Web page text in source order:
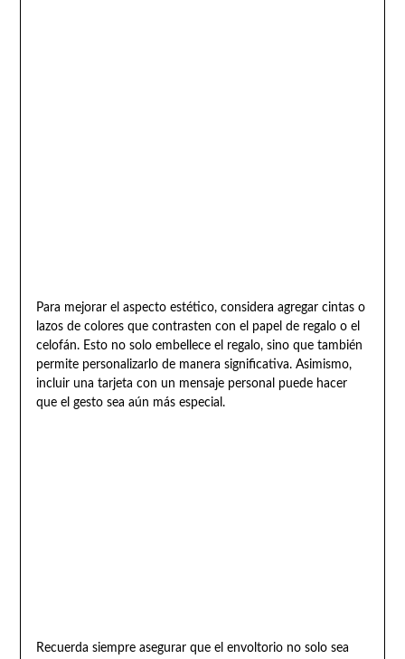
Para mejorar el aspecto estético, considera agregar cintas o
lazos de colores que contrasten con el papel de regalo o el
celofán. Esto no solo embellece el regalo, sino que también
permite personalizarlo de manera significativa. Asimismo,
incluir una tarjeta con un mensaje personal puede hacer
que el gesto sea aún más especial.
Recuerda siempre asegurar que el envoltorio no solo sea